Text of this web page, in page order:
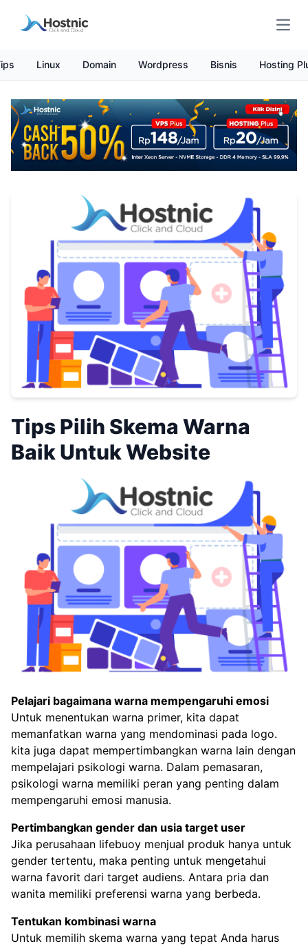
Linux Domain Wordpress Bisnis Hosting
Tips Pilih Skema Warna
Baik Untuk Website
Pelajari bagaimana warna mempengaruhi emosi
Untuk menentukan warna primer, kita dapat
memanfatkan warna yang mendominasi pada logo.
kita juga dapat mempertimbangkan warna lain dengan
mempelajari psikologi warna. Dalam pemasaran,
psikologi warna memiliki peran yang penting dalam
mempengaruhi emosi manusia.
Pertimbangkan gender dan usia target user
Jika perusahaan lifebuoy menjual produk hanya untuk
gender tertentu, maka penting untuk mengetahui
warna favorit dari target audiens. Antara pria dan
wanita memiliki preferensi warna yang berbeda.
Tentukan kombinasi warna
Untuk memilih skema warna yang tepat Anda harus